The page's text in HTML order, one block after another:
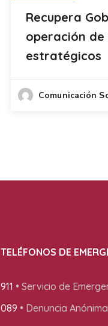
Recupera
operación
estratégicos
Comunicación
TELÉFONOS DE
911 • Servicio de
089 • Denuncia Anónima